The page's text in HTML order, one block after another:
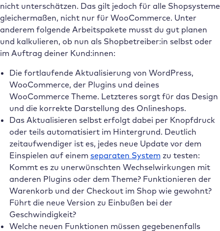
nicht unterschätzen. Das gilt jedoch für alle Shopsysteme
gleichermaßen, nicht nur für WooCommerce. Unter
anderem folgende Arbeitspakete musst du gut planen
und kalkulieren, ob nun als Shopbetreiber:in selbst oder
im Auftrag deiner Kund:innen:
Die fortlaufende Aktualisierung von WordPress,
WooCommerce, der Plugins und deines
WooCommerce Theme. Letzteres sorgt für das Design
und die korrekte Darstellung des Onlineshops.
Das Aktualisieren selbst erfolgt dabei per Knopfdruck
oder teils automatisiert im Hintergrund. Deutlich
zeitaufwendiger ist es, jedes neue Update vor dem
Einspielen auf einem separaten System zu testen:
Kommt es zu unerwünschten Wechselwirkungen mit
anderen Plugins oder dem Theme? Funktionieren der
Warenkorb und der Checkout im Shop wie gewohnt?
Führt die neue Version zu Einbußen bei der
Geschwindigkeit?
Welche neuen Funktionen müssen gegebenenfalls